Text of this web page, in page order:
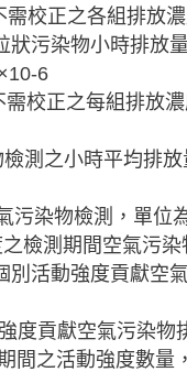
需校正之各組排放
狀污染物小時排放
6
校正之每組排放
測之小時平均排
污染物檢測，單位
檢測期間空氣污染
別活動強度貢獻空
度貢獻空氣污染物
間之活動強度數量